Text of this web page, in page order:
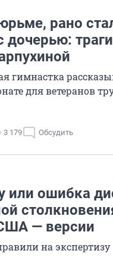
рано
дочерью:
гимнастка
для ветеранов
3 179 Обсудить
или ошибка
— версии
на экспертизу